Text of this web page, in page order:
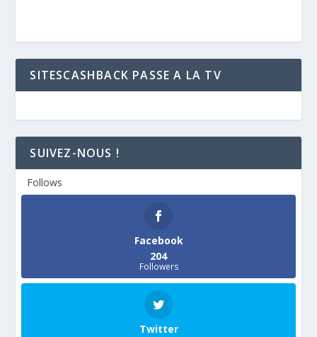
SITESCASHBACK PASSE A LA TV
SUIVEZ-NOUS !
Follows
Facebook
204
Followers
Twitter